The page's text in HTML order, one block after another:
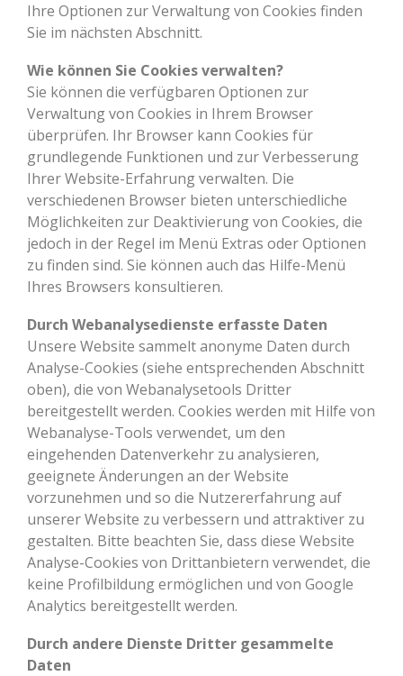
Ihre Optionen zur Verwaltung von Cookies finden
Sie im nächsten Abschnitt.
Wie können Sie Cookies verwalten?
Sie können die verfügbaren Optionen zur
Verwaltung von Cookies in Ihrem Browser
überprüfen. Ihr Browser kann Cookies für
grundlegende Funktionen und zur Verbesserung
Ihrer Website-Erfahrung verwalten. Die
verschiedenen Browser bieten unterschiedliche
Möglichkeiten zur Deaktivierung von Cookies, die
jedoch in der Regel im Menü Extras oder Optionen
zu finden sind. Sie können auch das Hilfe-Menü
Ihres Browsers konsultieren.
Durch Webanalysedienste erfasste Daten
Unsere Website sammelt anonyme Daten durch
Analyse-Cookies (siehe entsprechenden Abschnitt
oben), die von Webanalysetools Dritter
bereitgestellt werden. Cookies werden mit Hilfe von
Webanalyse-Tools verwendet, um den
eingehenden Datenverkehr zu analysieren,
geeignete Änderungen an der Website
vorzunehmen und so die Nutzererfahrung auf
unserer Website zu verbessern und attraktiver zu
gestalten. Bitte beachten Sie, dass diese Website
Analyse-Cookies von Drittanbietern verwendet, die
keine Profilbildung ermöglichen und von Google
Analytics bereitgestellt werden.
Durch andere Dienste Dritter gesammelte
Daten